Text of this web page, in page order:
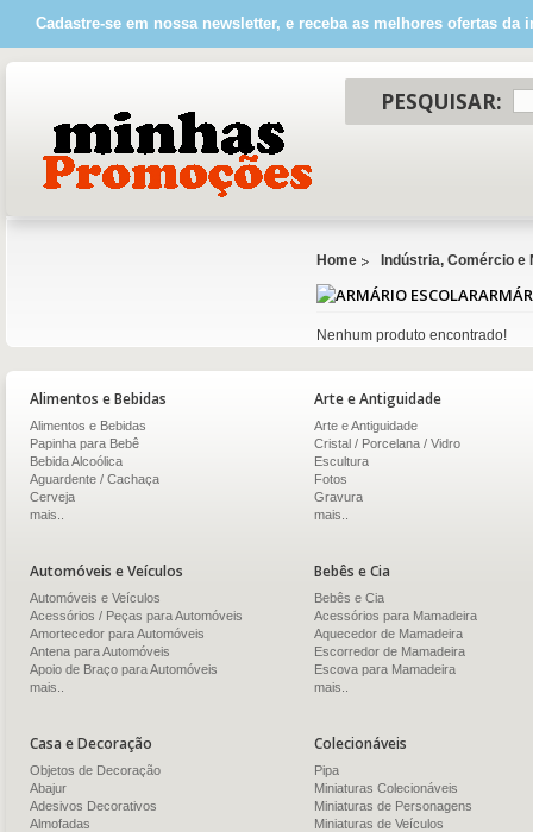
Cadastre-se em nossa newsletter, e receba as melhores ofertas da
PESQUISAR:
Home Indústria, Comércio e
Nenhum produto encontrado!
Alimentos e Bebidas
Alimentos e Bebidas
Papinha para Bebê
Bebida Alcoólica
Aguardente / Cachaça
Cerveja
mais..
Arte e Antiguidade
Arte e Antiguidade
Cristal / Porcelana / Vidro
Escultura
Fotos
Gravura
mais..
Automóveis e Veículos
Automóveis e Veículos
Acessórios / Peças para Automóveis
Amortecedor para Automóveis
Antena para Automóveis
Apoio de Braço para Automóveis
mais..
Bebês e Cia
Bebês e Cia
Acessórios para Mamadeira
Aquecedor de Mamadeira
Escorredor de Mamadeira
Escova para Mamadeira
mais..
Casa e Decoração
Objetos de Decoração
Abajur
Adesivos Decorativos
Almofadas
Colecionáveis
Pipa
Miniaturas Colecionáveis
Miniaturas de Personagens
Miniaturas de Veículos